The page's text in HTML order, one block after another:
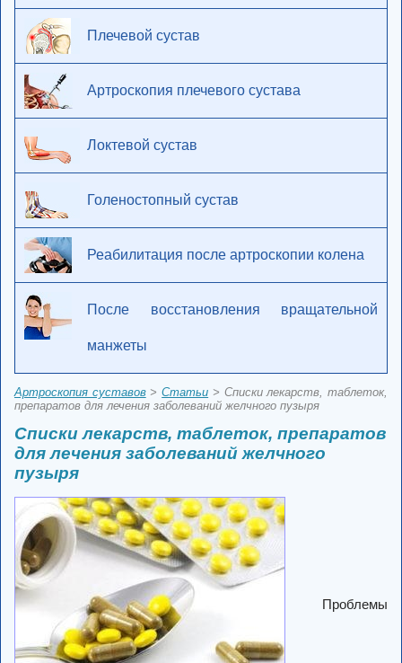
Плечевой сустав
Артроскопия плечевого сустава
Локтевой сустав
Голеностопный сустав
Реабилитация после артроскопии колена
После восстановления вращательной
манжеты
Артроскопия суставов>Статьи > Списки лекарств, таблеток,
препаратов для лечения заболеваний желчного пузыря
Списки лекарств, таблеток, препаратов
для лечения заболеваний желчного
пузыря
Проблемы